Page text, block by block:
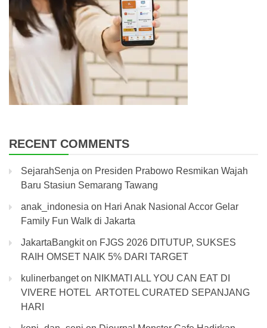
RECENT COMMENTS
SejarahSenja on Presiden Prabowo Resmikan Wajah
Baru Stasiun Semarang Tawang
anak_indonesia on Hari Anak Nasional Accor Gelar
Family Fun Walk di Jakarta
JakartaBangkiton FJGS 2026 DITUTUP, SUKSES
RAIH OMSET NAIK 5% DARI TARGET
kulinerbangeton NIKMATI ALL YOU CAN EAT DI
VIVERE HOTEL ARTOTEL CURATED SEPANJANG
HARI